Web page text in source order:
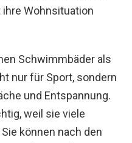
Wohnsituation
Schwimmbäder als
nur für Sport, sondern
und Entspannung.
weil sie viele
können nach den